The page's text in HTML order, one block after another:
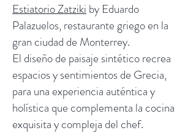
Estiatorio Zatziki by Eduardo
Palazuelos, restaurante griego en la
gran ciudad de Monterrey.
El diseño de paisaje sintético recrea
espacios y sentimientos de Grecia,
para una experiencia auténtica y
holística que complementa la cocina
exquisita y compleja del chef.